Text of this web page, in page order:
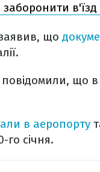
в'їзд
що
що в
в аеропорту
го січня.